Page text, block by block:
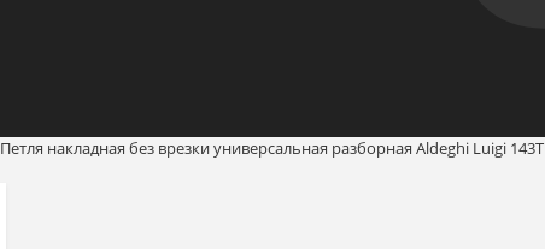
Петля накладная без врезки универсальная разборная Aldeghi Luigi 143T